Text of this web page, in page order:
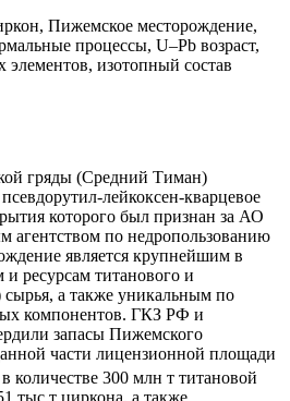
Пижемское месторождение,
процессы, U–Pb возраст,
элементов, изотопный состав
гряды (Средний Тиман)
лейкоксен-кварцевое
которого был признан за АО
по недропользованию
является крупнейшим в
ресурсам титанового и
сырья, а также уникальным по
компонентов. ГКЗ РФ и
запасы Пижемского
части лицензионной площади
количестве 300 млн т титановой